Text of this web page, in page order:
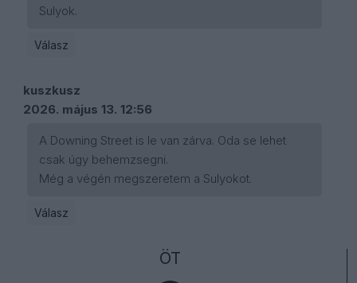
Sulyok.
Válasz
kuszkusz
2026. május 13. 12:56
A Downing Street is le van zárva. Oda se lehet
csak úgy behemzsegni.
Még a végén megszeretem a Sulyokot.
Válasz
ÖT